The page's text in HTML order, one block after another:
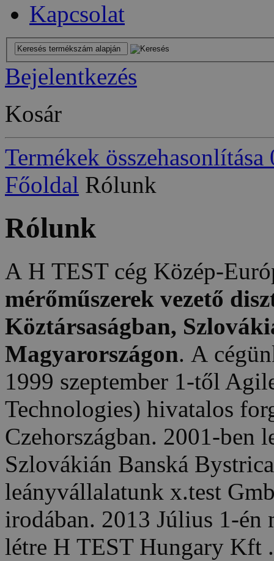
Kapcsolat
Bejelentkezés
Kosár
Termékek összehasonlítása
Főoldal Rólunk
Rólunk
A H TEST cég Közép-
mérőműszerek vezető
Köztársaságban,
Magyarországon. A
1999 szeptember 1-től
Technologies) hivatalos
Czehországban. 2001-
Szlovákián Banská
leányvállalatunk x.test
irodában. 2013 Július 1-
létre H TEST Hungary Kft